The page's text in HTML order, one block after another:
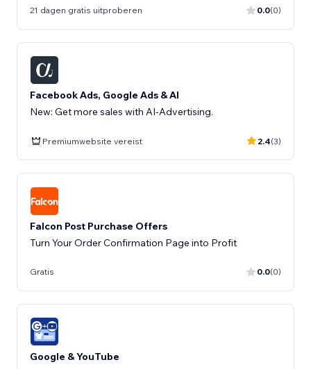
21 dagen gratis uitproberen 0.0(0)
Facebook Ads, Google Ads & AI
New: Get more sales with AI-Advertising.
Premiumwebsite vereist 2.4(3)
Falcon Post Purchase Offers
Turn Your Order Confirmation Page into Profit
Gratis 0.0(0)
Google & YouTube